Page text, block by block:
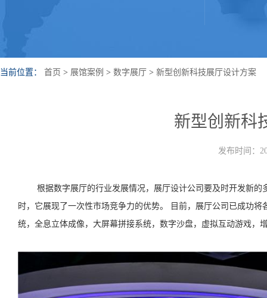
当前位置： 首页 > 展馆案例 > 数字展厅 > 新型创新科技展厅设计方案
新型创新科
发布时间：
根据数字展厅的行业发展情况，展厅设计公司要及时开发新
时，它展现了一次性市场竞争力的优势。 目前，展厅公司已成功
统，全息立体成像，大屏幕拼接系统，数字沙盘，虚拟互动游戏，